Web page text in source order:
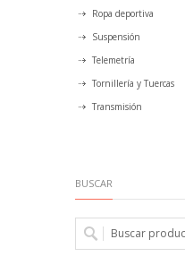
Ropa deportiva
Suspensión
Telemetría
Tornillería y Tuercas
Transmisión
BUSCAR